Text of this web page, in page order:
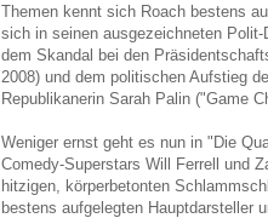
Themen kennt sich Roach bestens
sich in seinen ausgezeichneten
dem Skandal bei den
2008) und dem politischen Aufstieg
Republikanerin Sarah Palin ("Game
Weniger ernst geht es nun in "Die
Comedy-Superstars Will Ferrell und
hitzigen, körperbetonten
bestens aufgelegten Hauptdarsteller